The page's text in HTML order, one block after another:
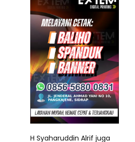
H Syaharuddin Alrif juga